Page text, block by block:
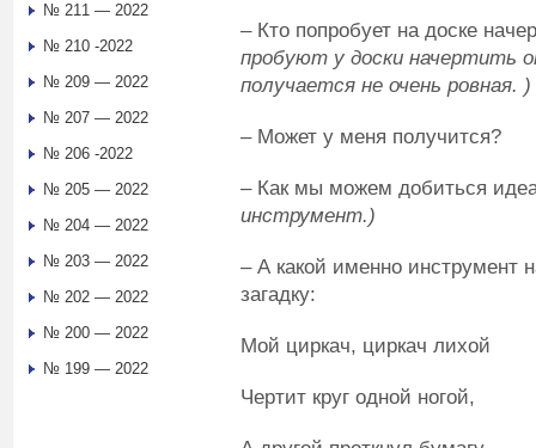
– Кто попробует на доске
пробуют у доски начертить
получается не очень ровная. )
– Может у меня получится?
– Как мы можем добиться
инструмент.)
– А какой именно инструмент
загадку:
Мой циркач, циркач лихой
Чертит круг одной ногой,
№ 211 — 2022
№ 210 -2022
№ 209 — 2022
№ 207 — 2022
№ 206 -2022
№ 205 — 2022
№ 204 — 2022
№ 203 — 2022
№ 202 — 2022
№ 200 — 2022
№ 199 — 2022